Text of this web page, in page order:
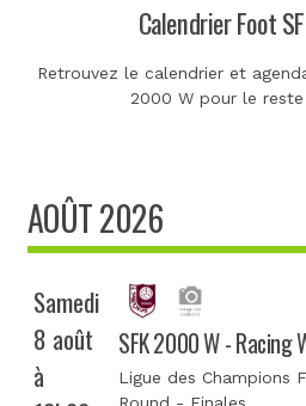
Calendrier Foot
Retrouvez le calendrier et
2000 W pour le
AOÛT 2026
Samedi
8 août
à
SFK 2000 W - Racing
Ligue des Champions
Round - Finales